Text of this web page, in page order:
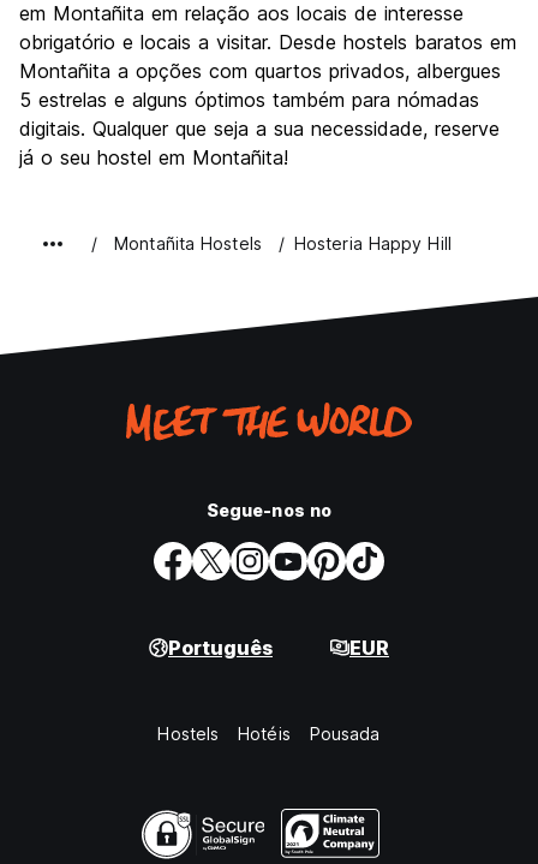
em Montañita em relação aos locais de interesse
obrigatório e locais a visitar. Desde hostels baratos em
Montañita a opções com quartos privados, albergues
5 estrelas e alguns óptimos também para nómadas
digitais. Qualquer que seja a sua necessidade, reserve
já o seu hostel em Montañita!
Montañita Hostels Hosteria Happy Hill
Segue-nos no
Português EUR
Hostels Hotéis Pousada